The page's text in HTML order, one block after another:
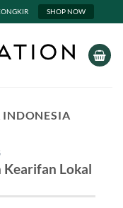
SHOP NOW
INDONESIA
Kearifan Lokal